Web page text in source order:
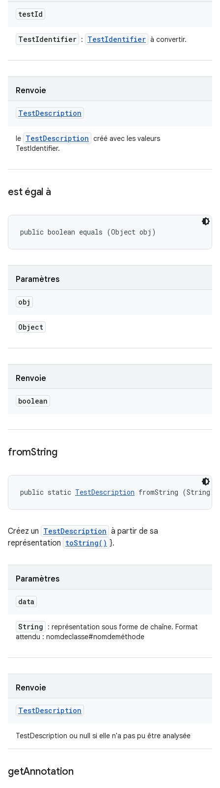
testId
TestIdentifier : TestIdentifier à convertir.
Renvoie
TestDescription
le TestDescription créé avec les valeurs
TestIdentifier.
est égal à
public boolean equals (Object obj)
Paramètres
obj
Object
Renvoie
boolean
fromString
public static TestDescription fromString (String
Créez un TestDescription à partir de sa
représentation toString() }.
Paramètres
data
String
: représentation sous forme de chaîne. Format
attendu : nomdeclasse#nomdeméthode
Renvoie
TestDescription
TestDescription ou null si elle n'a pas pu être analysée
getAnnotation